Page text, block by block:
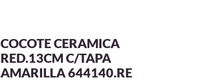
COCOTE CERAMICA
RED.13CM C/TAPA
AMARILLA 644140.RE